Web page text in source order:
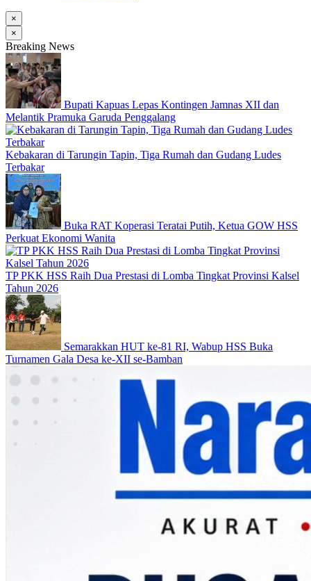
×
×
Breaking News
Bupati Kapuas Lepas Kontingen Jamnas XII dan
Melantik Pramuka Garuda Penggalang
Kebakaran di Tarungin Tapin, Tiga Rumah dan Gudang Ludes
Terbakar
Buka RAT Koperasi Teratai Putih, Ketua GOW HSS
Perkuat Ekonomi Wanita
TP PKK HSS Raih Dua Prestasi di Lomba Tingkat Provinsi Kalsel
Tahun 2026
Semarakkan HUT ke-81 RI, Wabup HSS Buka
Turnamen Gala Desa ke-XII se-Bamban